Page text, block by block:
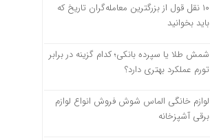
۱۰ نقل قول از بزرگترین معامله‌گران تاریخ که
باید بخوانید
شمش طلا یا سپرده بانکی؛ کدام گزینه در برابر
تورم عملکرد بهتری دارد؟
لوازم خانگی الماس شوش فروش انواع لوازم
برقی آشپزخانه